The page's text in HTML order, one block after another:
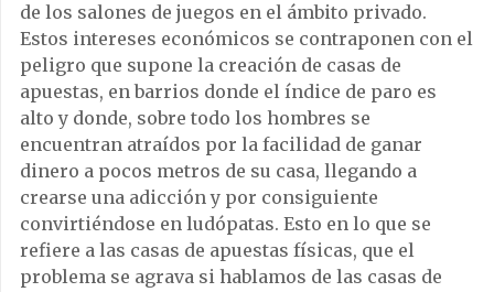
de los salones de juegos en el ámbito privado.
Estos intereses económicos se contraponen con el
peligro que supone la creación de casas de
apuestas, en barrios donde el índice de paro es
alto y donde, sobre todo los hombres se
encuentran atraídos por la facilidad de ganar
dinero a pocos metros de su casa, llegando a
crearse una adicción y por consiguiente
convirtiéndose en ludópatas. Esto en lo que se
refiere a las casas de apuestas físicas, que el
problema se agrava si hablamos de las casas de